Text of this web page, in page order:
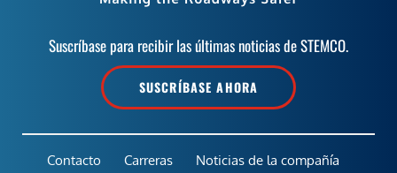
Suscríbase para recibir las últimas noticias de STEMCO.
SUSCRÍBASE AHORA
Contacto Carreras
Noticias de la compañía